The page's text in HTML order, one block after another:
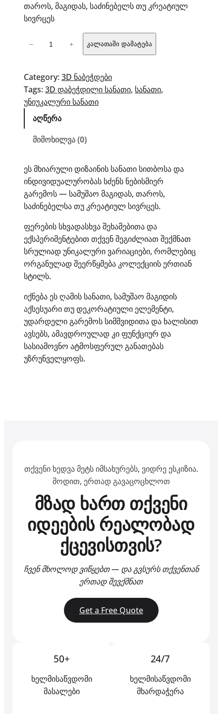
თაროს, მაგიდას, საძინებელს თუ კრეატიულ
სივრცეს
სანათი
–
უდარდელი
− + კალათაში დამატება
Category: 3D ნაბეჭდები
Tags: 3D დაბეჭდილი სანათი, სანათი
უნიუკალური სანათი
აღწერა
მიმოხილვა (0)
ეს მხიარული დიზაინის სანათი სითბოსა და
ინდივიდუალურობას სძენს ნებისმიერ
გარემოს — სამუშაო მაგიდას, თაროს,
საძინებელსა თუ კრეატიულ სივრცეს.
ფერების სხვადასხვა შეხამებითა და
ექსპერიმენტებით თქვენ შეგიძლიათ შექმნათ
სრულიად უნიკალური ვარიაციები, რომლებიც
ორგანულად შეერწყმება კოლექციის ერთიან
სტილს.
იქნება ეს ღამის სანათი, სამუშაო მაგიდის
აქსესუარი თუ დეკორატიული ელემენტი,
უდარდელი გარემოს სიმშვიდითა და ხალისით
ავსებს, ამავდროულად კი ფუნქციურ და
სასიამოვნო ატმოსფერულ განათებას
უზრუნველყოფს.
თქვენი ხედვა მეტს იმსახურებს, ვიდრე ესკიზია.
მოდით, ერთად გავაცოცხლოთ
მზად ხართ თქვენი
იდეების რეალობად
ქცევისთვის?
ჩვენ მხოლოდ ვიწყებთ — და გვსურს თქვენთან
ერთად შევქმნათ
Get a Free Quote
50+
ხელმისაწვდომი
მასალები
24/7
ხელმისაწვდომი
მხარდაჭერა